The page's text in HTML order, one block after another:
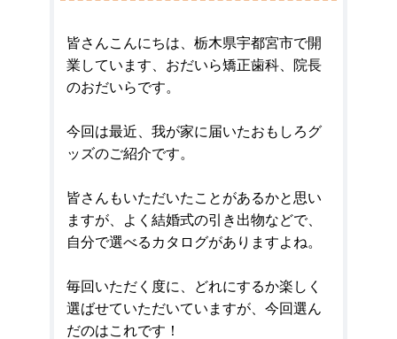
皆さんこんにちは、 栃木県宇都宮市で開
業しています、おだいら矯正歯科、院長
のおだいらです。
今回は最近、我が家に届いたおもしろグ
ッズのご紹介です。
皆さんもいただいたことがあるかと思い
ますが、よく結婚式の引き出物などで、
自分で選べるカタログがありますよね。
毎回いただく度に、どれにするか楽しく
選ばせていただいていますが、今回選ん
だのはこれです！